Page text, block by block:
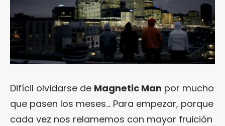
Difícil olvidarse de Magnetic Man por mucho
que pasen los meses… Para empezar, porque
cada vez nos relamemos con mayor fruición